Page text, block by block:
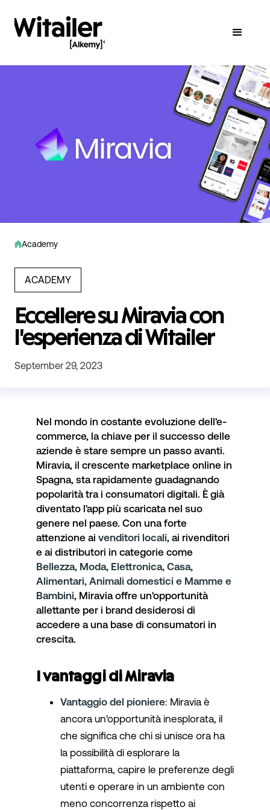
Academy
ACADEMY
Eccellere su Miravia con
l'esperienza di Witailer
September 29, 2023
Nel mondo in costante evoluzione dell'e-
commerce, la chiave per il successo delle
aziende è stare sempre un passo avanti.
Miravia, il crescente marketplace online in
Spagna, sta rapidamente guadagnando
popolarità tra i consumatori digitali. È già
diventato l'app più scaricata nel suo
genere nel paese. Con una forte
attenzione ai venditori locali, ai rivenditori
e ai distributori in categorie come
Bellezza, Moda, Elettronica, Casa,
Alimentari, Animali domestici e Mamme e
Bambini, Miravia offre un'opportunità
allettante per i brand desiderosi di
accedere a una base di consumatori in
crescita.
I vantaggi di Miravia
Vantaggio del pioniere: Miravia è
ancora un'opportunità inesplorata, il
che significa che chi si unisce ora ha
la possibilità di esplorare la
piattaforma, capire le preferenze degli
utenti e operare in un ambiente con
meno concorrenza rispetto ai